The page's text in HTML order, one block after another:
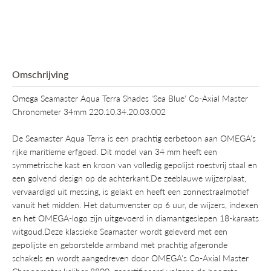
Omschrijving
Omega Seamaster Aqua Terra Shades 'Sea Blue' Co-Axial Master
Chronometer 34mm 220.10.34.20.03.002
De Seamaster Aqua Terra is een prachtig eerbetoon aan OMEGA's
rijke maritieme erfgoed. Dit model van 34 mm heeft een
symmetrische kast en kroon van volledig gepolijst roestvrij staal en
een golvend design op de achterkant.De zeeblauwe wijzerplaat,
vervaardigd uit messing, is gelakt en heeft een zonnestraalmotief
vanuit het midden. Het datumvenster op 6 uur, de wijzers, indexen
en het OMEGA-logo zijn uitgevoerd in diamantgeslepen 18-karaats
witgoud.Deze klassieke Seamaster wordt geleverd met een
gepolijste en geborstelde armband met prachtig afgeronde
schakels en wordt aangedreven door OMEGA's Co-Axial Master